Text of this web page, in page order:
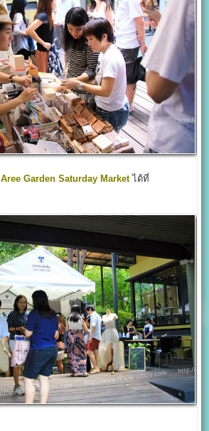
Aree Garden Saturday Marketได้ที่